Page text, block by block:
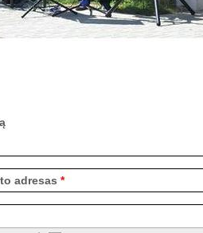
adresas *